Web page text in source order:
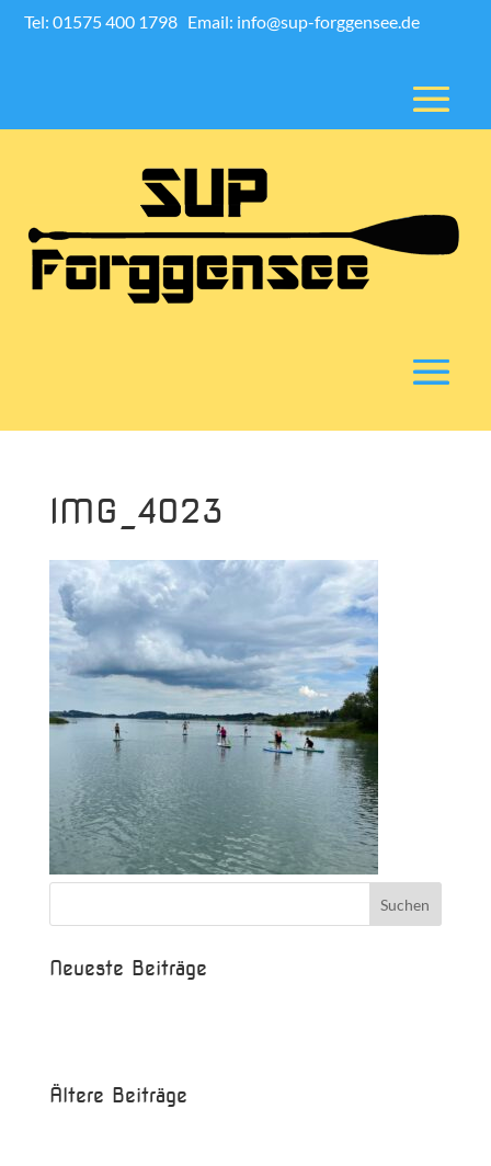
Tel: 01575 400 1798 Email: info@sup-forggensee.de
IMG_4023
Neueste Beiträge
Ältere Beiträge